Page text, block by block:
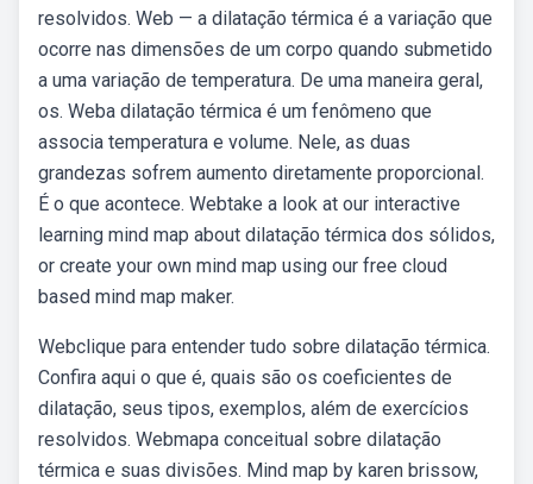
resolvidos. Web — a dilatação térmica é a variação que
ocorre nas dimensões de um corpo quando submetido
a uma variação de temperatura. De uma maneira geral,
os. Weba dilatação térmica é um fenômeno que
associa temperatura e volume. Nele, as duas
grandezas sofrem aumento diretamente proporcional.
É o que acontece. Webtake a look at our interactive
learning mind map about dilatação térmica dos sólidos,
or create your own mind map using our free cloud
based mind map maker.
Webclique para entender tudo sobre dilatação térmica.
Confira aqui o que é, quais são os coeficientes de
dilatação, seus tipos, exemplos, além de exercícios
resolvidos. Webmapa conceitual sobre dilatação
térmica e suas divisões. Mind map by karen brissow,